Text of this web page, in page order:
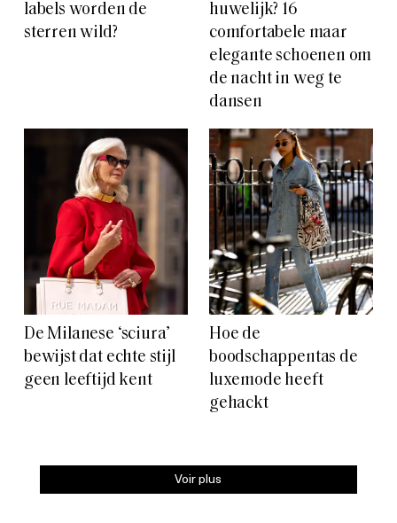
labels worden de
sterren wild?
huwelijk? 16
comfortabele maar
elegante schoenen om
de nacht in weg te
dansen
De Milanese ‘sciura’
bewijst dat echte stijl
geen leeftijd kent
Hoe de
boodschappentas de
luxemode heeft
gehackt
Voir plus